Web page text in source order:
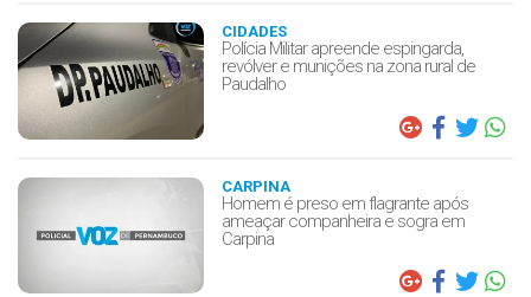
CIDADES
Polícia Militar apreende espingarda,
revólver e munições na zona rural de
Paudalho
CARPINA
Homem é preso em flagrante após
ameaçar companheira e sogra em
Carpina